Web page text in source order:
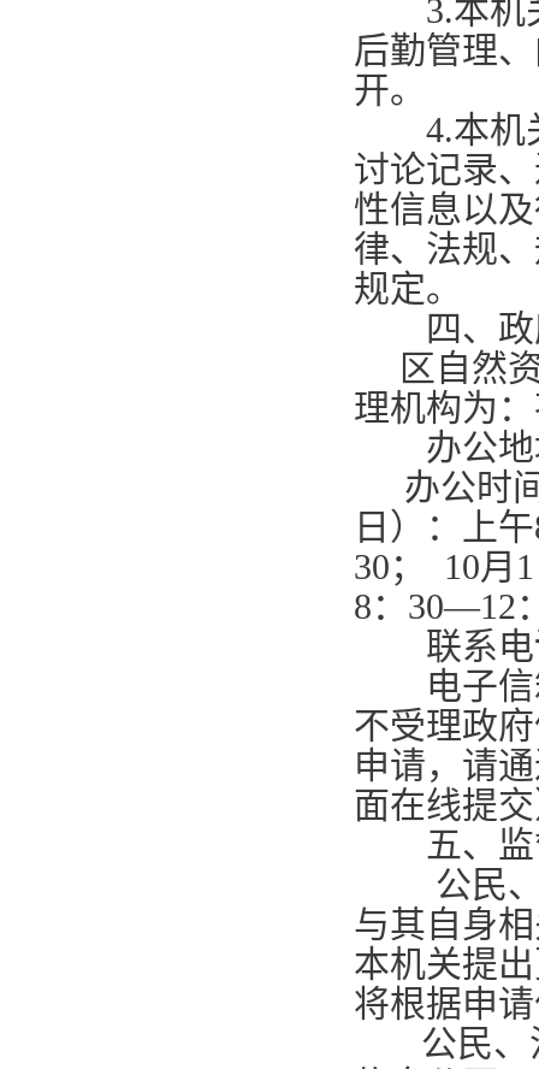
3.本机
后勤管理
开。
4.本机
讨论记录
性信息以
律、法规
规定。
四、政
区自然资
理机构为
办公地
办公时
日）：上午
30； 10月 1
8： 30—12
联系电
电子信
不受理政
申请，请
面在线提
五、监
公民、
与其自身
本机关提
将根据申
公民